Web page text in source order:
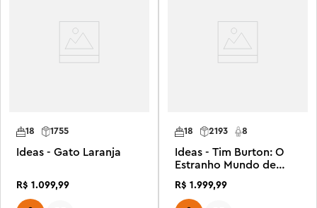
18 1755
Ideas - Gato Laranja
R$ 1 .099,99
18 2193 8
Ideas - Tim Burton: O
Estranho Mundo de
R$ 1 .999,99